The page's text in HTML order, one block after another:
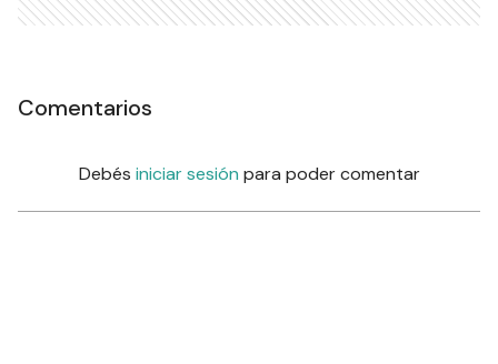
Comentarios
Debés iniciar sesión para poder comentar